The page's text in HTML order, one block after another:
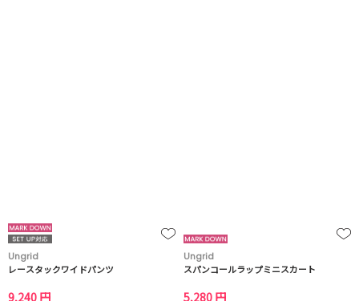
Ungrid
レースタックワイドパンツ
9,240 円
Ungrid
スパンコールラップミニスカート
5,280 円